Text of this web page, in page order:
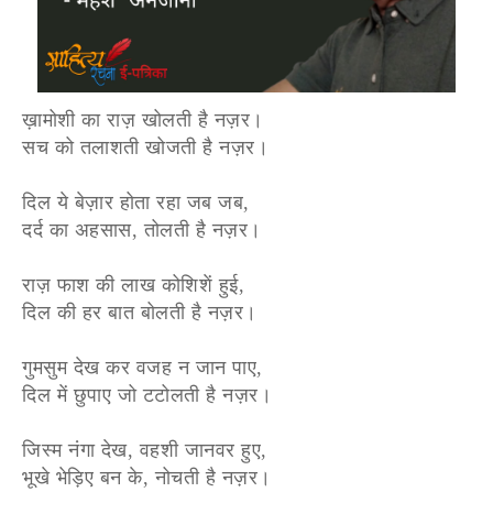
ख़ामोशी का राज़ खोलती है नज़र।
सच को तलाशती खोजती है नज़र।
दिल ये बेज़ार होता रहा जब जब,
दर्द का अहसास, तोलती है नज़र।
राज़ फाश की लाख कोशिशें हुई,
दिल की हर बात बोलती है नज़र।
गुमसुम देख कर वजह न जान पाए,
दिल में छुपाए जो टटोलती है नज़र।
जिस्म नंगा देख, वहशी जानवर हुए,
भूखे भेड़िए बन के, नोचती है नज़र।